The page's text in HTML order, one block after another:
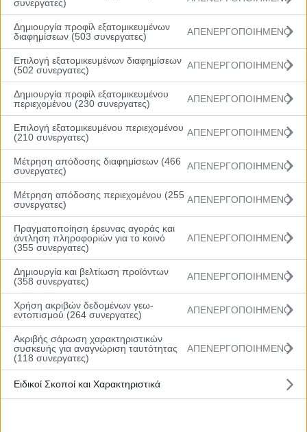
συνεργατες)
Δημιουργία προφίλ εξατομικευμένων
διαφημίσεων (503 συνεργατες)
ΑΠΕΝΕΡΓΟΠΟΙΗΜΕΝΟ
Επιλογή εξατομικευμένων διαφημίσεων
(502 συνεργατες)
ΑΠΕΝΕΡΓΟΠΟΙΗΜΕΝΟ
Δημιουργία προφίλ εξατομικευμένου
περιεχομένου (230 συνεργατες)
ΑΠΕΝΕΡΓΟΠΟΙΗΜΕΝΟ
Επιλογή εξατομικευμένου περιεχομένου
(210 συνεργατες)
ΑΠΕΝΕΡΓΟΠΟΙΗΜΕΝΟ
Μέτρηση απόδοσης διαφημίσεων (466
συνεργατες)
ΑΠΕΝΕΡΓΟΠΟΙΗΜΕΝΟ
Μέτρηση απόδοσης περιεχομένου (255
συνεργατες)
ΑΠΕΝΕΡΓΟΠΟΙΗΜΕΝΟ
Πραγματοποίηση έρευνας αγοράς και
άντληση πληροφοριών για το κοινό
(355 συνεργατες)
ΑΠΕΝΕΡΓΟΠΟΙΗΜΕΝΟ
Δημιουργία και βελτίωση προϊόντων
(358 συνεργατες)
ΑΠΕΝΕΡΓΟΠΟΙΗΜΕΝΟ
Χρήση ακριβών δεδομένων γεω-
εντοπισμού (264 συνεργατες)
ΑΠΕΝΕΡΓΟΠΟΙΗΜΕΝΟ
Ακριβής σάρωση χαρακτηριστικών
συσκευής για αναγνώριση ταυτότητας
(118 συνεργατες)
ΑΠΕΝΕΡΓΟΠΟΙΗΜΕΝΟ
Ειδικοί Σκοποί και Χαρακτηριστικά
Αρχική
Βαθμολογία
Πρόγραμμα
Ομάδες
Νέα
Rising Stars South: Η κλήση για το δεύτερο